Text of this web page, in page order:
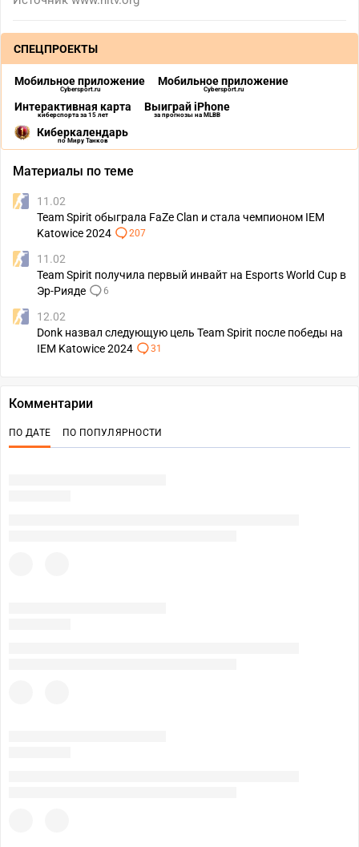
СПЕЦПРОЕКТЫ
Мобильное приложение
Cybersport.ru
Мобильное приложение
Cybersport.ru
Интерактивная карта
киберспорта за 15 лет
Выиграй iPhone
за прогнозы на MLBB
Киберкалендарь
по Миру Танков
Материалы по теме
11.02
Team Spirit обыграла FaZe Clan и стала чемпионом IEM
Katowice 2024
207
11.02
Team Spirit получила первый инвайт на Esports World Cup в
Эр-Рияде
6
12.02
Donk назвал следующую цель Team Spirit после победы на
IEM Katowice 2024
31
Комментарии
ПО ДАТЕ ПО ПОПУЛЯРНОСТИ